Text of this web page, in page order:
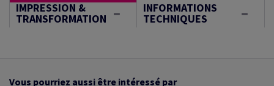
IMPRESSION &
TRANSFORMATION
INFORMATIONS
TECHNIQUES
Vous pourriez aussi être intéressé par